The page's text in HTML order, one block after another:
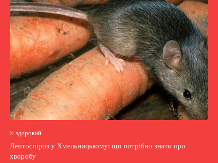
Я здоровий
Лептоспіроз у Хмельницькому: що потрібно знати про
хворобу